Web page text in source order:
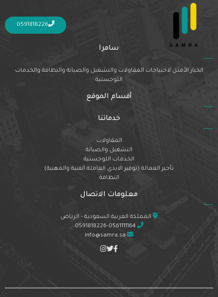
0591818226
Nothing Found
It seems we can’t find what you’re looking for. Perhaps searching can help.
سامرا
الخيار الأمثل لاحتياجات المقاولات والتشغيل والصيانة والنظافة والخدمات
اللوجستية
أقسام الموقع
خدماتنا
المقاولات
التشغيل والصيانة
الخدمات اللوجستية
تأجير العمالة (توفير الايدي العاملة الفنية والمهنية)
النظافة
معلومات الاتصال
المملكة العربية السعودية - الرياض
0591818226-0561111164
info@samra.sa